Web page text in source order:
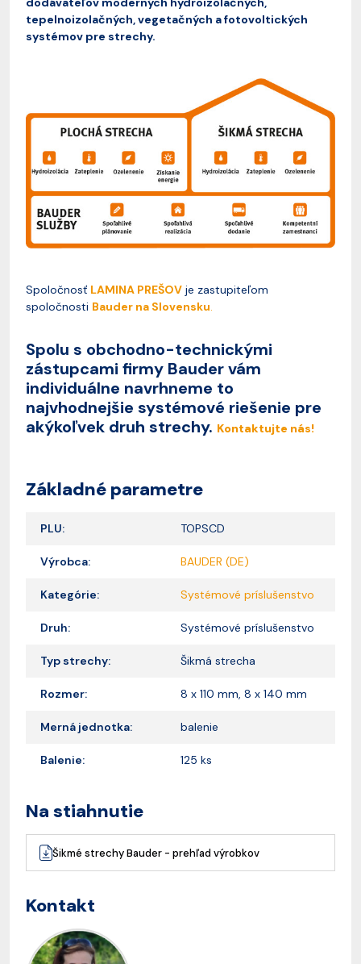
tepelnoizolačných, vegetačných a fotovoltických
systémov pre strechy.
Spoločnosť LAMINA PREŠOV je zastupiteľom
spoločnosti Bauder na Slovensku.
Spolu s obchodno-technickými
zástupcami firmy Bauder vám
individuálne navrhneme to
najvhodnejšie systémové riešenie pre
akýkoľvek druh strechy. Kontaktujte nás!
Základné parametre
PLU: TOPSCD
Výrobca: BAUDER (DE)
Kategórie: Systémové príslušenstvo
Druh: Systémové príslušenstvo
Typ strechy: Šikmá strecha
Rozmer: 8 x 110 mm, 8 x 140 mm
Merná jednotka: balenie
Balenie: 125 ks
Na stiahnutie
Šikmé strechy Bauder - prehľad výrobkov
Kontakt